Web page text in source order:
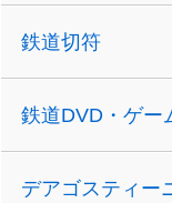
鉄道切符
鉄道DVD・ゲー
デアゴスティー